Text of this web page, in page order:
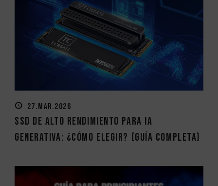
27.MAR.2026
SSD de alto rendimiento para IA
generativa: ¿cómo elegir? (Guía completa)